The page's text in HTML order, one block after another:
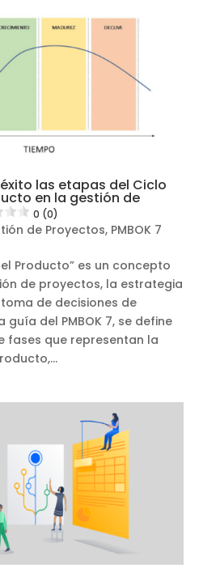
las etapas del Ciclo
en la gestión de
0 (0)
de Proyectos, PMBOK 7
Producto” es un concepto
de proyectos, la estrategia
de decisiones de
guía del PMBOK 7, se define
fases que representan la